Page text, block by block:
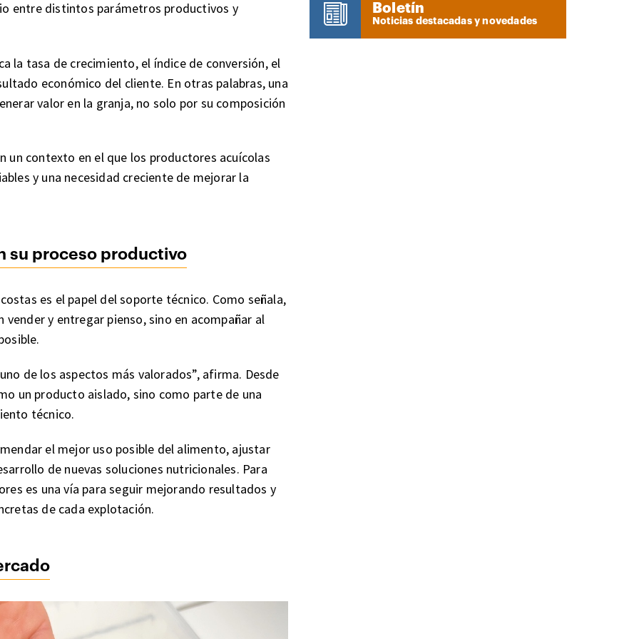
entre distintos parámetros productivos y
la tasa de crecimiento, el índice de conversión, el
económico del cliente. En otras palabras, una
valor en la granja, no solo por su composición
un contexto en el que los productores acuícolas
y una necesidad creciente de mejorar la
su proceso productivo
es el papel del soporte técnico. Como señala,
y entregar pienso, sino en acompañar al
de los aspectos más valorados”, afirma. Desde
un producto aislado, sino como parte de una
técnico.
el mejor uso posible del alimento, ajustar
de nuevas soluciones nutricionales. Para
es una vía para seguir mejorando resultados y
de cada explotación.
Boletín
Noticias destacadas y novedades